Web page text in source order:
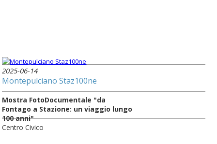
2025-06-14
Montepulciano Staz100ne
Mostra FotoDocumentale "da
Fontago a Stazione: un viaggio lungo
100 anni"
Centro Civico